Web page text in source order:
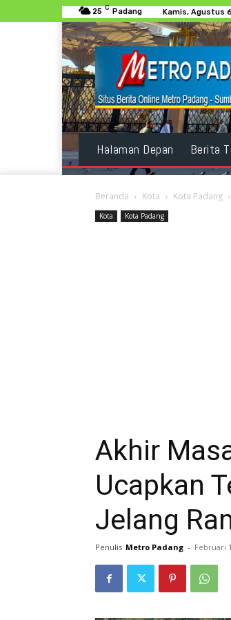
25 C Padang Kamis, Agustus
Halaman Depan Berita
Beranda Kota Kota Padang
Kota Kota Padang
Akhir
Ucapkan
Jelang
Penulis Metro Padang - Februari